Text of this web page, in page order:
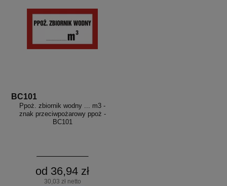
BC101
Ppoż. zbiornik wodny ... m3 -
znak przeciwpożarowy ppoż -
BC101
od 36,94 zł
30,03 zł netto